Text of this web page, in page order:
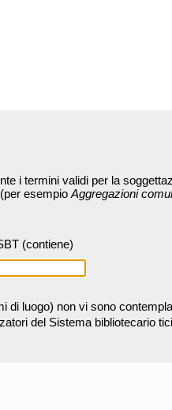
i termini validi per la
esempio Aggregazioni
(contiene)
di luogo) non vi sono
del Sistema bibliotecario